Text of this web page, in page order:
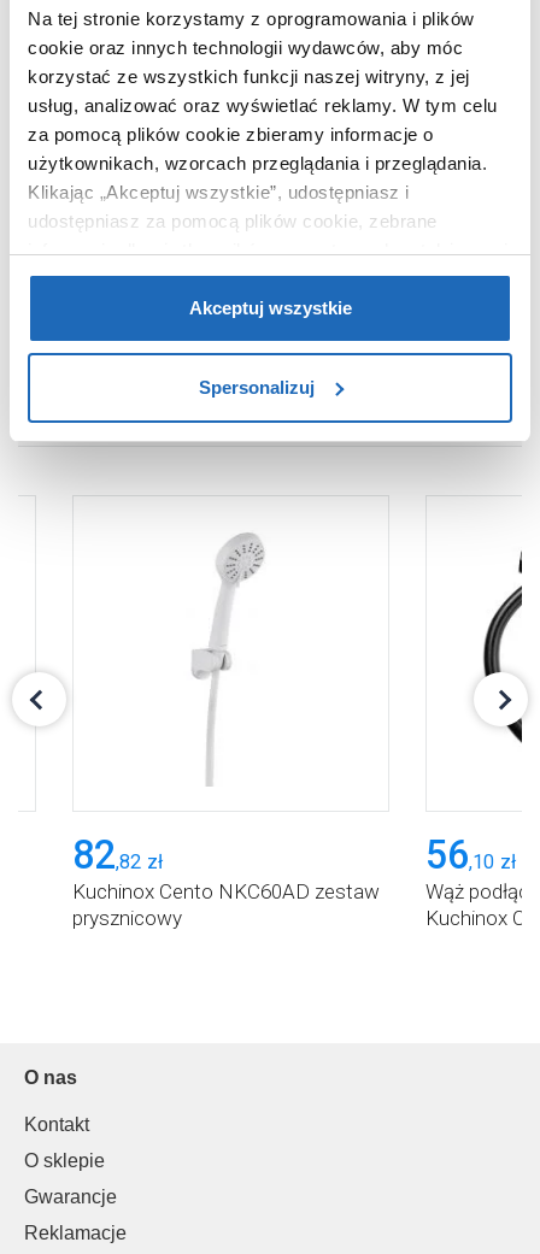
Na tej stronie korzystamy z oprogramowania i plików
cookie oraz innych technologii wydawców, aby móc
korzystać ze wszystkich funkcji naszej witryny, z jej
usług, analizować oraz wyświetlać reklamy. W tym celu
za pomocą plików cookie zbieramy informacje o
użytkownikach, wzorcach przeglądania i przeglądania.
Klikając „Akceptuj wszystkie”, udostępniasz i
udostępniasz za pomocą plików cookie, zebrane
informacje dla użytkowników zewnętrznych, a także nasi
partnerzy reklamowi.Jeśli chcesz, włącz „Tylko
wymagane pliki cookie”.Pamiętaj jednak, że
zablokowane niektóre pliki cookie mogą mieć wpływ na
Aby uzyskać więcej informacji na temat plików plików
dlaczego ich przepisy, przejdź do zakładu „Informacje o
Akceptuj wszystkie
Spersonalizuj
Termostat
bez termostatu
Zestaw natryskowy
Kolor
chrom
Kod EAN
5907791146366
Wymiary z
opakowaniem
18 x 14 x 20 cm
Waga z opakowaniem
1,50 kg
82,82 zł
Kuchinox Cento NKC60AD zestaw
prysznicowy
56,10 zł
Wąż
Kuchinox
O nas
Kontakt
O sklepie
Gwarancje
Reklamacje